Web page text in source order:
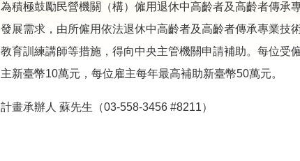
為積極鼓勵民營機關（構）僱用退休中高齡者及高齡者傳承
發展需求，由所僱用依法退休中高齡者及高齡者傳承專業技
教育訓練講師等措施，得向中央主管機關申請補助。每位受
主新臺幣10萬元，每位雇主每年最高補助新臺幣50萬元。
計畫承辦人 蘇先生（03-558-3456 #8211）